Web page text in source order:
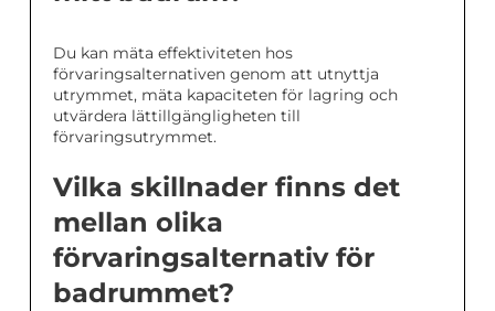
Du kan mäta effektiviteten hos
förvaringsalternativen genom att utnyttja
utrymmet, mäta kapaciteten för lagring och
utvärdera lättillgängligheten till
förvaringsutrymmet.
Vilka skillnader finns det
mellan olika
förvaringsalternativ för
badrummet?